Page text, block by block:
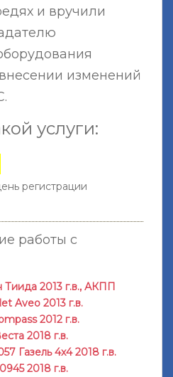
и вручили
изменений
услуги:
регистрации
работы с
2013 г.в., АКПП
Aveo 2013 г.в.
2012 г.в.
2018 г.в.
Газель 4x4 2018 г.в.
2018 г.в.